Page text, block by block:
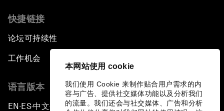
本网站使用 cookie
我们使用 Cookie 来制作贴合用户需求的内
容与广告、提供社交媒体功能以及分析我们
的流量。我们还会与社交媒体、广告和分析
快捷链接
论坛可持续性
工作机会
语言版本
EN ▪ES▪中文▪ 日本語